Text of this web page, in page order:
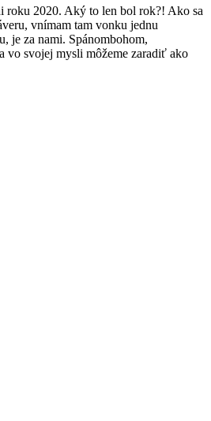
roku 2020. Aký to len bol rok?! Ako sa
vnímam tam vonku jednu
je za nami. Spánombohom,
vo svojej mysli môžeme zaradiť ako